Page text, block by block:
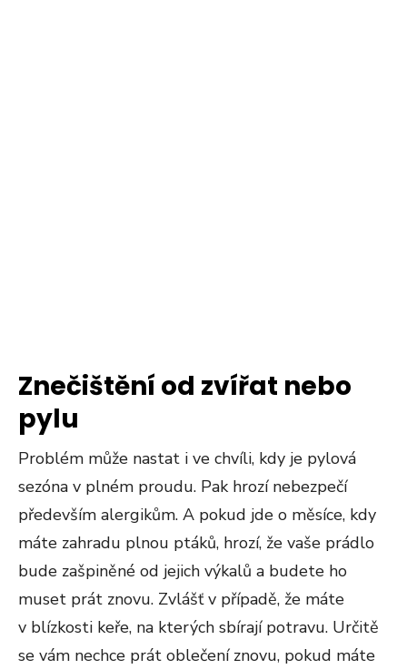
Znečištění od zvířat nebo
pylu
Problém může nastat i ve chvíli, kdy je pylová
sezóna v plném proudu. Pak hrozí nebezpečí
především alergikům. A pokud jde o měsíce, kdy
máte zahradu plnou ptáků, hrozí, že vaše prádlo
bude zašpiněné od jejich výkalů a budete ho
muset prát znovu. Zvlášť v případě, že máte
v blízkosti keře, na kterých sbírají potravu. Určitě
se vám nechce prát oblečení znovu, pokud máte